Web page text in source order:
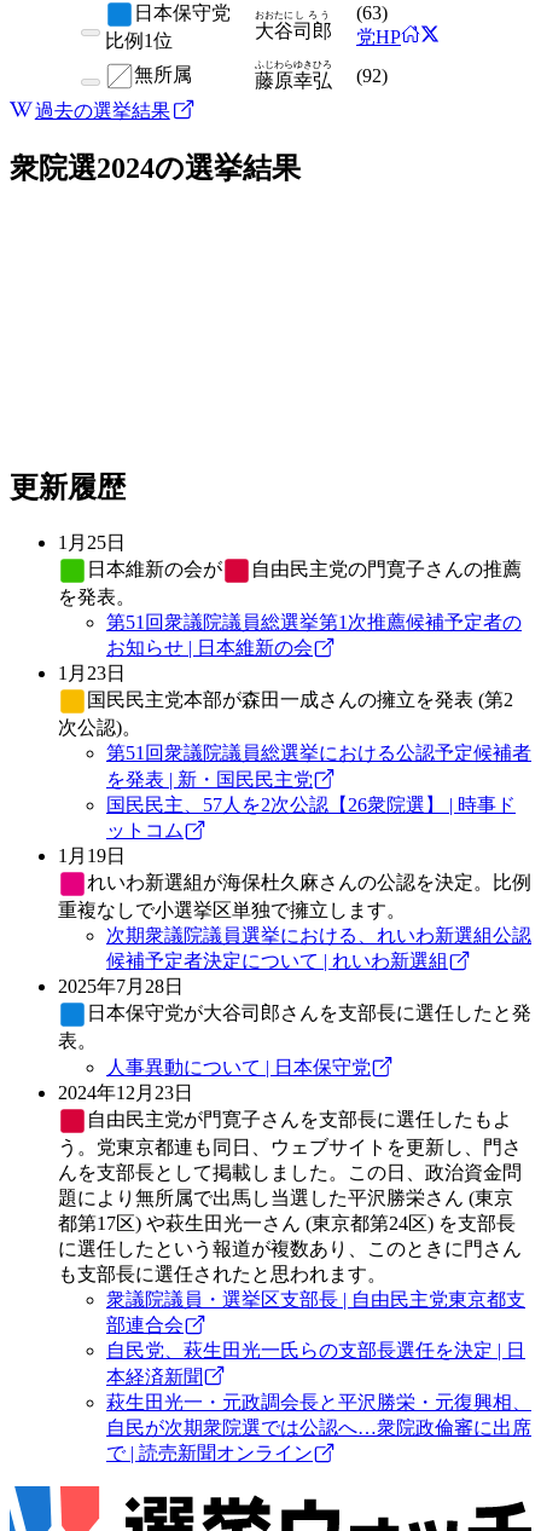
日本保守党
比例 1位 大谷
おおたに
司郎
しろう (63)
党HP
無所属
藤原
ふじわら
幸弘
ゆきひろ
(92)
過去の選挙結果
衆院選2024の選挙結果
更新履歴
1月25日
日本維新の会が 自由民主党の門寛子さんの推薦
を発表。
第51回衆議院議員総選挙第1次推薦候補予定者の
お知らせ | 日本維新の会
1月23日
国民民主党本部が森田一成さんの擁立を発表 (第2
次公認)。
第51回衆議院議員総選挙における公認予定候補者
を発表 | 新・国民民主党
国民民主、57人を2次公認【26衆院選】 | 時事ド
ットコム
1月19日
れいわ新選組が海保杜久麻さんの公認を決定。比例
重複なしで小選挙区単独で擁立します。
次期衆議院議員選挙における、れいわ新選組公認
候補予定者決定について | れいわ新選組
2025年7月28日
日本保守党が大谷司郎さんを支部長に選任したと発
表。
人事異動について | 日本保守党
2024年12月23日
自由民主党が門寛子さんを支部長に選任したもよ
う。党東京都連も同日、ウェブサイトを更新し、門さ
んを支部長として掲載しました。この日、政治資金問
題により無所属で出馬し当選した平沢勝栄さん (東京
都第17区) や萩生田光一さん (東京都第24区) を支部長
に選任したという報道が複数あり、このときに門さん
も支部長に選任されたと思われます。
衆議院議員・選挙区支部長 | 自由民主党東京都支
部連合会
自民党、萩生田光一氏らの支部長選任を決定 | 日
本経済新聞
萩生田光一・元政調会長と平沢勝栄・元復興相、
自民が次期衆院選では公認へ…衆院政倫審に出席
で | 読売新聞オンライン